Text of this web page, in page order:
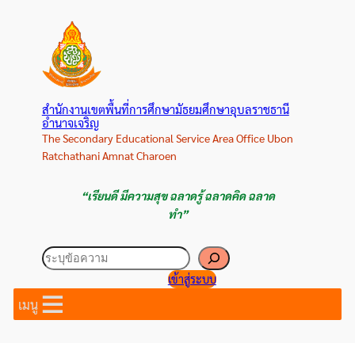
สำนักงานเขตพื้นที่การศึกษามัธยมศึกษาอุบลราชธานี
อำนาจเจริญ
The Secondary Educational Service Area Office Ubon
Ratchathani Amnat Charoen
“เรียนดี มีความสุข ฉลาดรู้ ฉลาดคิด ฉลาด
ทำ”
ค้นหา
เข้าสู่ระบบ
เมนู